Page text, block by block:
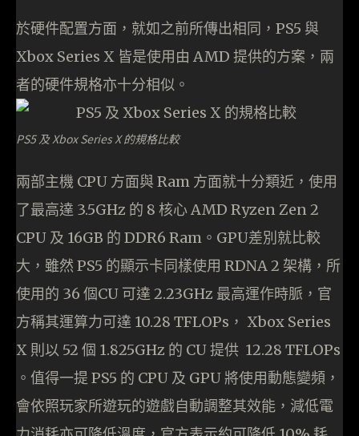
於硬件配置方面，就如之前所傳出相同，PS5 與
Xbox Series X 皆是使用由 AMD 提供的方案，兩
者的硬件規格亦十分相似。
PS5 及 Xbox Series X 的規格比較
兩部主機 CPU 方面與 Ram 方面就十分類近，使用
了最高達 3.5GHz 的 8 核心 AMD Ryzen Zen 2
CPU 及 16GB 的 DDR6 Ram。GPU差別就比較
大，雖然 PS5 的顯示卡同樣使用 RDNA 2 架構，所
使用的 36 個CU 可達 2.23GHz 最高運作時脈，官
方稱其運算力可達 10.28 TFLOPs， Xbox Series
X 則以 52 個 1.825GHz 的 CU 提供 12.28 TFLOPs
。值得一提 PS5 的 CPU 及 GPU 將使用動態變頻，
會依照玩家所遊玩的遊戲自動調整其效能，減低電